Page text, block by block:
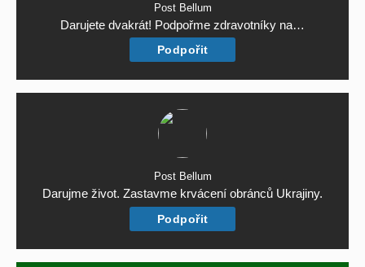
Post Bellum
Darujete dvakrát! Podpořme zdravotníky na…
Podpořit
Post Bellum
Darujme život. Zastavme krvácení obránců Ukrajiny.
Podpořit